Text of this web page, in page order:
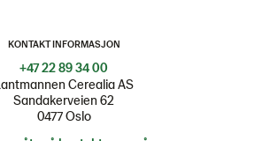
KONTAKT INFORMASJON
+47 22 89 34 00
Cerealia AS
Sandakerveien 62
0477 Oslo